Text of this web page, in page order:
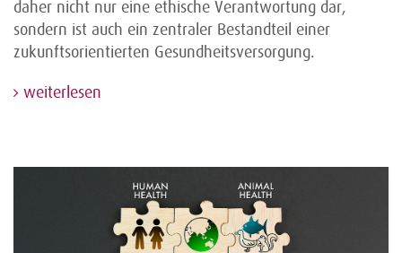
daher nicht nur eine ethische Verantwortung dar,
sondern ist auch ein zentraler Bestandteil einer
zukunftsorientierten Gesundheitsversorgung.
weiterlesen